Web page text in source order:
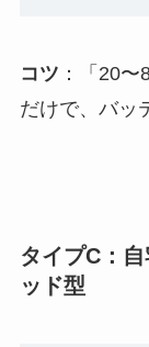
コツ ：「20
だけで、バッ
タイプC：
ッド型